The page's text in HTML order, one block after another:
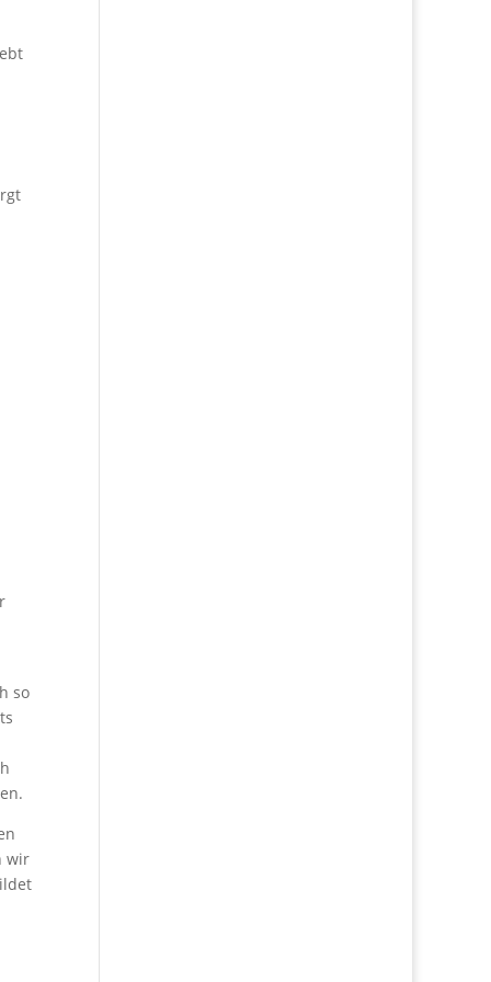
so
wir